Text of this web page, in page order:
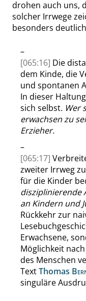
drohen auch uns,
solcher Irrwege
besonders
–
[065:16] Die
dem Kinde, die
und spontanen
In dieser
sich selbst. Wer
erwachsen zu
Erzieher.
–
[065:17]
zweiter Irrweg
für die Kinder
disziplinierende
an Kindern und
Rückkehr zur
Erwachsene,
Möglichkeit
des Menschen
TextThomas
singuläre